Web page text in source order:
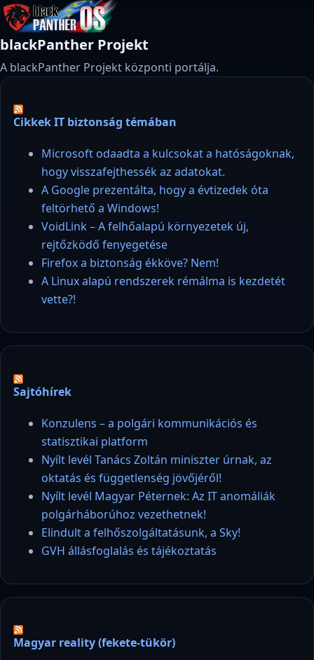
blackPanther Projekt
A blackPanther Projekt központi portálja.
Cikkek IT biztonság témában
Microsoft odaadta a kulcsokat a hatóságoknak,
hogy visszafejthessék az adatokat.
A Google prezentálta, hogy a évtizedek óta
feltörhető a Windows!
VoidLink – A felhőalapú környezetek új,
rejtőzködő fenyegetése
Firefox a biztonság ékköve? Nem!
A Linux alapú rendszerek rémálma is kezdetét
vette?!
Sajtóhírek
Konzulens – a polgári kommunikációs és
statisztikai platform
Nyílt levél Tanács Zoltán miniszter úrnak, az
oktatás és függetlenség jövőjéről!
Nyílt levél Magyar Péternek: Az IT anomáliák
polgárháborúhoz vezethetnek!
Elindult a felhőszolgáltatásunk, a Sky!
GVH állásfoglalás és tájékoztatás
Magyar reality (fekete-tükör)